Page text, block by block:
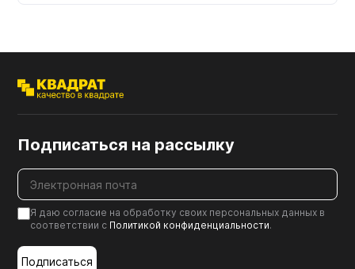
Подписаться на рассылку
Я даю согласие на обработку своих персональных данных в
соответствии с Политикой конфиденциальности.
Подписаться